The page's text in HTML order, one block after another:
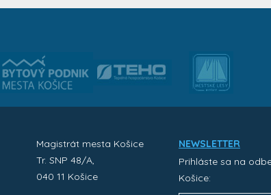
Magistrát mesta Košice
Tr. SNP 48/A,
040 11 Košice
NEWSLETTER
Prihláste sa na
Košice: